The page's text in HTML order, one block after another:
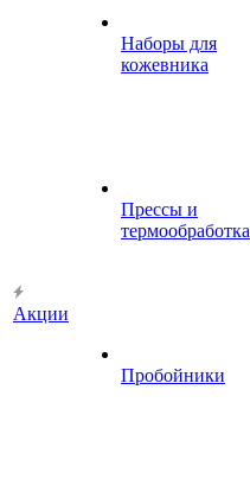
Акции
Наборы для
кожевника
Прессы и
термообработка
Пробойники